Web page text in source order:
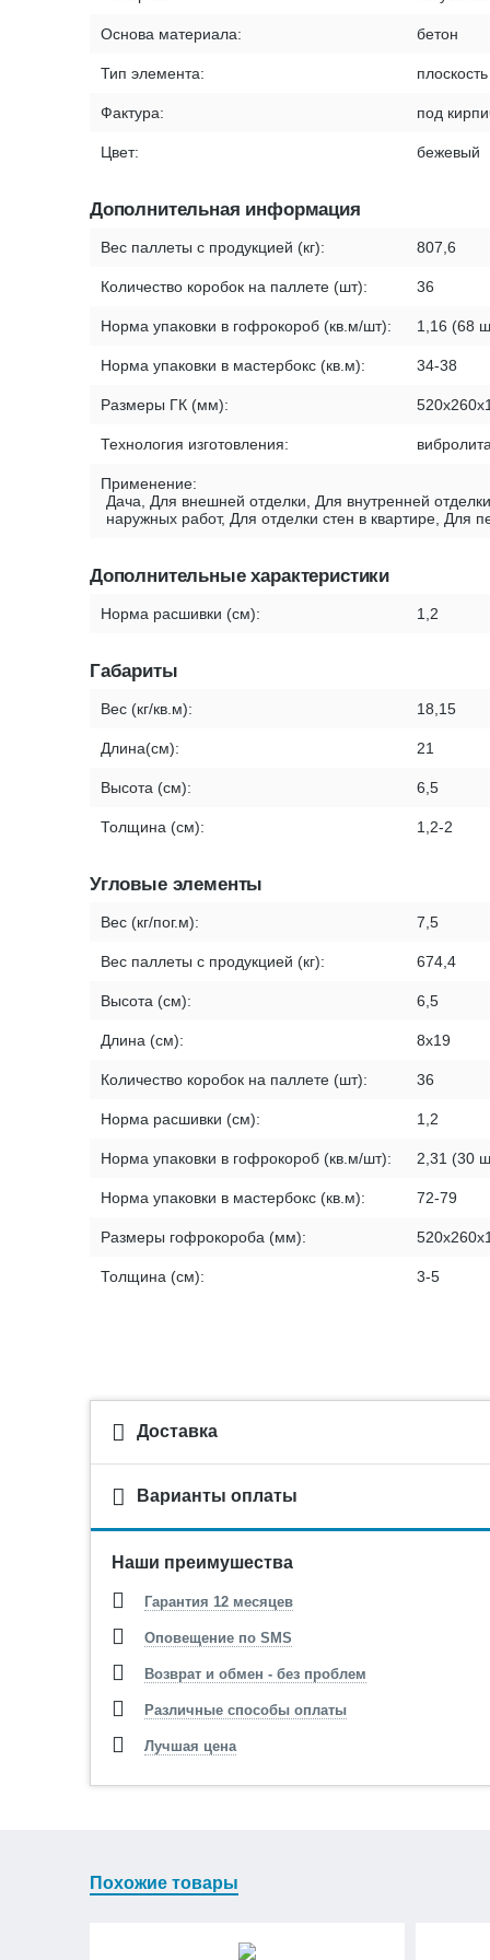
Основа материала: бетон
Тип элемента: плоскость
Фактура: под
Цвет: бежевый
Дополнительная информация
Вес паллеты с продукцией (кг): 807,6
Количество коробок на паллете (шт): 36
Норма упаковки в гофрокороб (кв.м/шт): 1,16 (68
Норма упаковки в мастербокс (кв.м): 34-38
Размеры ГК (мм):
Технология изготовления:
Применение:
Дача, Для внешней отделки, Для внутренней
наружных работ, Для отделки стен в квартире,
Дополнительные характеристики
Норма расшивки (см): 1,2
Габариты
Вес (кг/кв.м): 18,15
Длина(см): 21
Высота (см): 6,5
Толщина (см): 1,2-2
Угловые элементы
Вес (кг/пог.м): 7,5
Вес паллеты с продукцией (кг): 674,4
Высота (см): 6,5
Длина (см): 8х19
Количество коробок на паллете (шт): 36
Норма расшивки (см): 1,2
Норма упаковки в гофрокороб (кв.м/шт): 2,31 (30
Норма упаковки в мастербокс (кв.м): 72-79
Размеры гофрокороба (мм):
Толщина (см): 3-5
Доставка
Варианты оплаты
Наши преимушества
Гарантия 12 месяцев
Оповещение по SMS
Возврат и обмен - без проблем
Различные способы оплаты
Лучшая цена
Похожие товары